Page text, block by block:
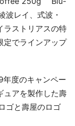
波レイ、式波・
ラストリアスの特
定でラインアップ
度のキャンペー
ュアを製作した壽
ゴと壽屋のロゴ